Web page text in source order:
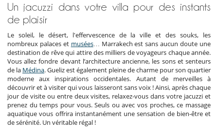
Un jacuzzi dans votre villa pour des instants
de plaisir
Le soleil, le désert, l'effervescence de la ville et des souks, les
nombreux palaces et musées… Marrakech est sans aucun doute une
destination de rêve qui attire des milliers de voyageurs chaque année.
Vous allez fondre devant l’architecture ancienne, les sons et senteurs
de la Médina. Gueliz est également pleine de charme pour son quartier
moderne aux inspirations occidentales. Autant de merveilles à
découvrir et à visiter qui vous laisseront sans voix ! Ainsi, après chaque
jour de visite ou entre deux visites, relaxez-vous dans votre jacuzzi et
prenez du temps pour vous. Seuls ou avec vos proches, ce massage
aquatique vous offrira instantanément une sensation de bien-être et
de sérénité. Un véritable régal !